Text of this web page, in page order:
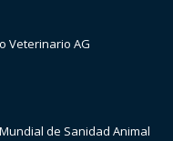
Veterinario AG
de Sanidad Animal